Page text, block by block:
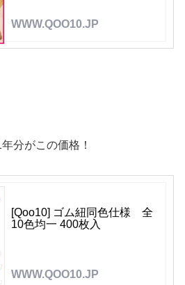
WWW.QOO10.JP
分がこの価格！
[Qoo10] ゴム紐同色仕様 全
10色均一 400枚入
WWW.QOO10.JP